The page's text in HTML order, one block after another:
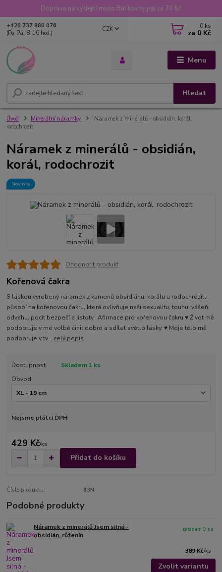
Doprava na výdejní místo Balíkovny jen za 70 Kč
Menu
CZK
Hledat
+420 737 880 076
(Po-Pá, 8-16 hod.)
0 ks
za 0 Kč
Úvod Minerální náramky
Náramek z minerálů - obsidián, korál,
rodochrozit
Náramek z minerálů - obsidián,
korál, rodochrozit
Novinka
Ohodnotit produkt
Kořenová čakra
S láskou vyrobený náramek z kamenů obsidiánu, korálu a rodochrozitu
působí na kořenovou čakru, která ovlivňuje naši sexualitu, touhu, vášeň,
odvahu, pocit bezpečí a jistoty. Afirmace pro kořenovou čakru ♥ Život mě
podporuje v mé volbě činit dobro a sdílet světlo lásky. ♥ Moje tělo mě
podporuje v tv... celý popis
Dostupnost
Skladem 1 ks
Obvod
Nejsme plátci DPH
429 Kč/ks
Přidat do košíku
Číslo produktu: 83N
Podobné produkty
Náramek z minerálů Jsem silná -
obsidián, růženín
389 Kč/ks
skladem 9 ks
Zvolit variantu